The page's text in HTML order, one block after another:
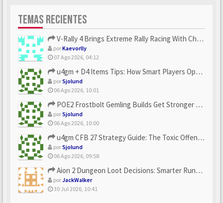
TEMAS RECIENTES
V-Rally 4 Brings Extreme Rally Racing With Challenging Track...
porKaevorlly
07 Ago 2026, 04:12
u4gm + D4 Items Tips: How Smart Players Optimize Gear, Build...
porSjolund
06 Ago 2026, 10:01
POE2 Frostbolt Gemling Builds Get Stronger With u4gm’s Ice C...
porSjolund
06 Ago 2026, 10:00
u4gm CFB 27 Strategy Guide: The Toxic Offensive Scheme Your ...
porSjolund
06 Ago 2026, 09:58
Aion 2 Dungeon Loot Decisions: Smarter Runs With U4N
porJackWalker
30 Jul 2026, 10:41